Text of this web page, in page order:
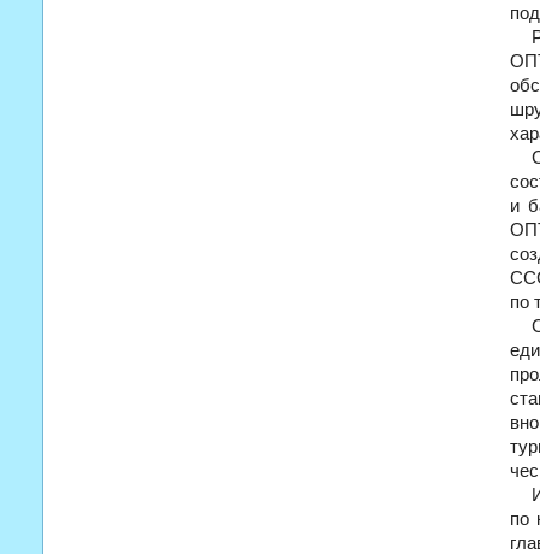
и
по
по